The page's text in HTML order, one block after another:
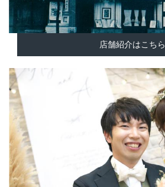
店舗紹介はこちら